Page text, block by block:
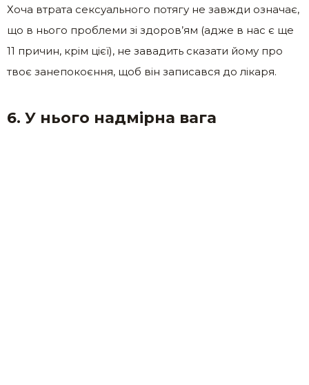
Хоча втрата сексуального потягу не завжди означає,
що в нього проблеми зі здоров’ям (адже в нас є ще
11 причин, крім цієї), не завадить сказати йому про
твоє занепокоєння, щоб він записався до лікаря.
6. У нього надмірна вага